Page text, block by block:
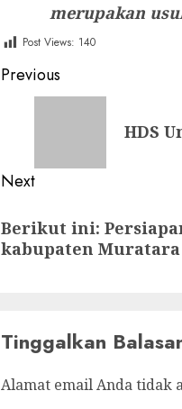
merupakan
Post Views: 140
Post
navigation
Previous
HDS
Next
post:
Berikut ini:
kabupaten Muratara
Tinggalkan
Alamat email Anda tidak